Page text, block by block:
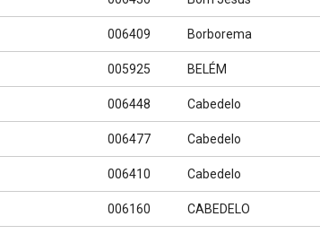
006409 Borborema
005925 BELÉM
006448 Cabedelo
006477 Cabedelo
006410 Cabedelo
006160 CABEDELO